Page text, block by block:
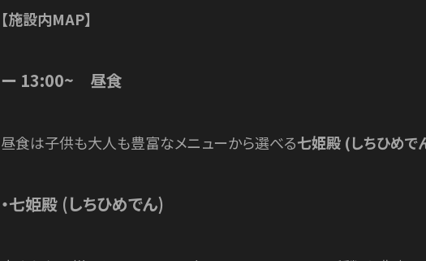
【施設内MAP】
ー 13:00~ 昼食
昼食は子供も大人も豊富なメニューから選べる七姫殿 (しちひめで
・七姫殿 (しちひめでん)